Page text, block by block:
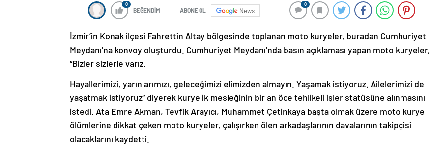
0
BEĞENDİM ABONE OL News
0
İzmir’in Konak ilçesi Fahrettin Altay bölgesinde toplanan moto kuryeler, buradan Cumhuriyet
Meydanı’na konvoy oluşturdu. Cumhuriyet Meydanı’nda basın açıklaması yapan moto kuryeler,
“Bizler sizlerle varız.
Hayallerimizi, yarınlarımızı, geleceğimizi elimizden almayın. Yaşamak istiyoruz. Ailelerimizi de
yaşatmak istiyoruz” diyerek kuryelik mesleğinin bir an öce tehlikeli işler statüsüne alınmasını
istedi. Ata Emre Akman, Tevfik Arayıcı, Muhammet Çetinkaya başta olmak üzere moto kurye
ölümlerine dikkat çeken moto kuryeler, çalışırken ölen arkadaşlarının davalarının takipçisi
olacaklarını kaydetti.